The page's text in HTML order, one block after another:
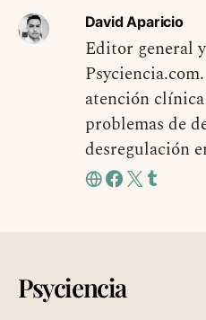
David Aparicio
Editor general
atención
problemas de
desregulación
Psyciencia